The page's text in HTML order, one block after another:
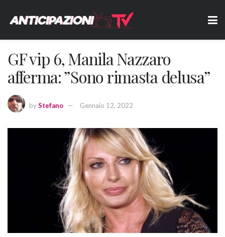
GF vip 6, Manila Nazzaro
afferma: ”Sono rimasta delusa”
byStefano Gennaio 12, 2022